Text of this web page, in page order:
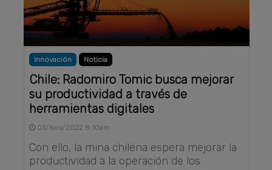
Innovación Noticia
Chile: Radomiro Tomic busca mejorar
su productividad a través de
herramientas digitales
03/Nov/2022 8:10am
Con ello, la mina chilena espera mejorar la
productividad a la operación de los